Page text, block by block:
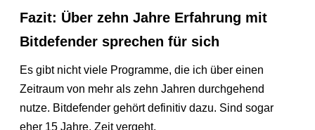
Fazit: Über zehn Jahre Erfahrung mit
Bitdefender sprechen für sich
Es gibt nicht viele Programme, die ich über einen
Zeitraum von mehr als zehn Jahren durchgehend
nutze. Bitdefender gehört definitiv dazu. Sind sogar
eher 15 Jahre, Zeit vergeht.